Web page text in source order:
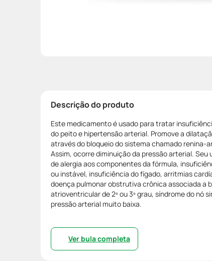
Descrição do produto
Este medicamento é usado para tratar
do peito e hipertensão arterial. Promove a
através do bloqueio do sistema chamado renina-
Assim, ocorre diminuição da pressão arterial.
de alergia aos componentes da fórmula,
ou instável, insuficiência do fígado, arritmias
doença pulmonar obstrutiva crônica associada a
atrioventricular de 2º ou 3º grau, síndrome do nó
pressão arterial muito baixa.
Ver bula completa